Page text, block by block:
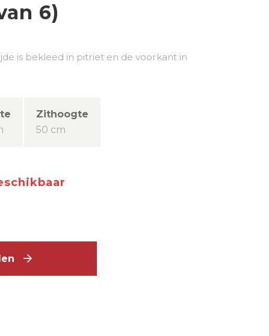
6)
is bekleed in pitriet en de voorkant in
Zithoogte
50 cm